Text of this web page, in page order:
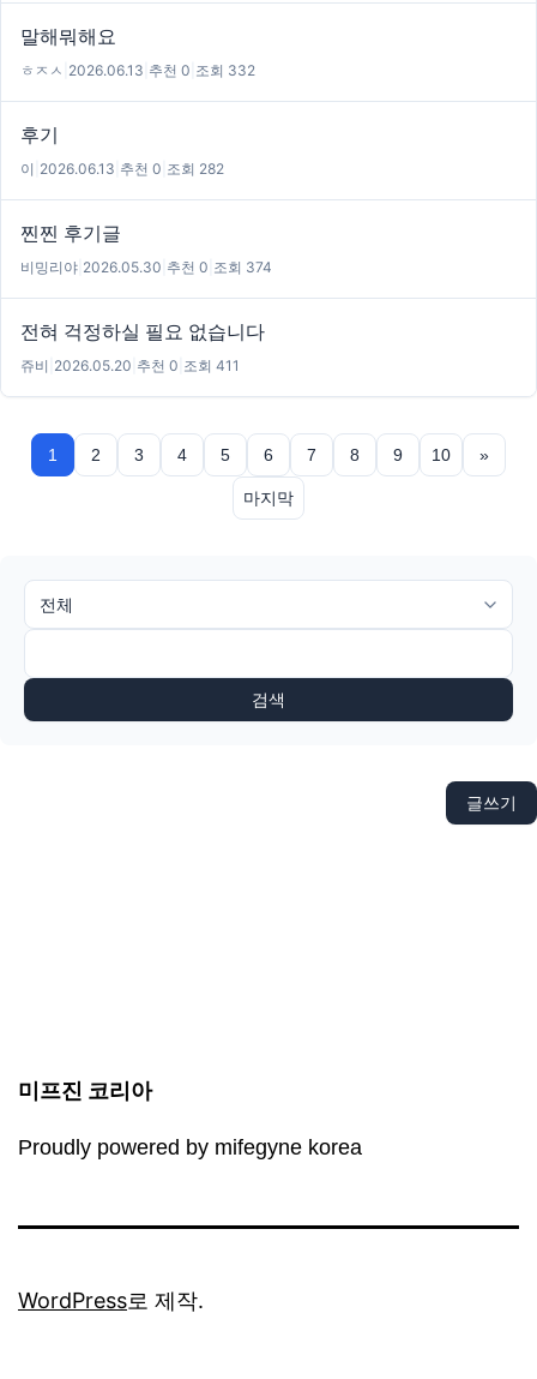
말해뭐해요
ㅎㅈㅅ 2026.06.13 추천 0 조회 332
후기
이 2026.06.13 추천 0 조회 282
찐찐 후기글
비밍리야 2026.05.30 추천 0 조회 374
전혀 걱정하실 필요 없습니다
쥬비 2026.05.20 추천 0 조회 411
1 2 3 4 5 6 7 8 9 10 »
마지막
검색
글쓰기
미프진 코리아
Proudly powered by mifegyne korea
WordPress로 제작.